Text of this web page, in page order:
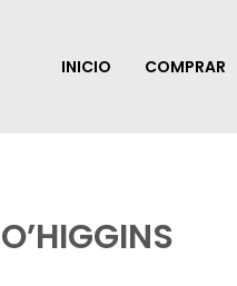
INICIO COMPRAR